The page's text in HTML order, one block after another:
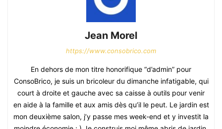
Jean Morel
https://www.consobrico.com
En dehors de mon titre honorifique “d’admin” pour
ConsoBrico, je suis un bricoleur du dimanche infatigable, qui
court à droite et gauche avec sa caisse à outils pour venir
en aide à la famille et aux amis dès qu’il le peut. Le jardin est
mon deuxième salon, j’y passe mes week-end et y investit la